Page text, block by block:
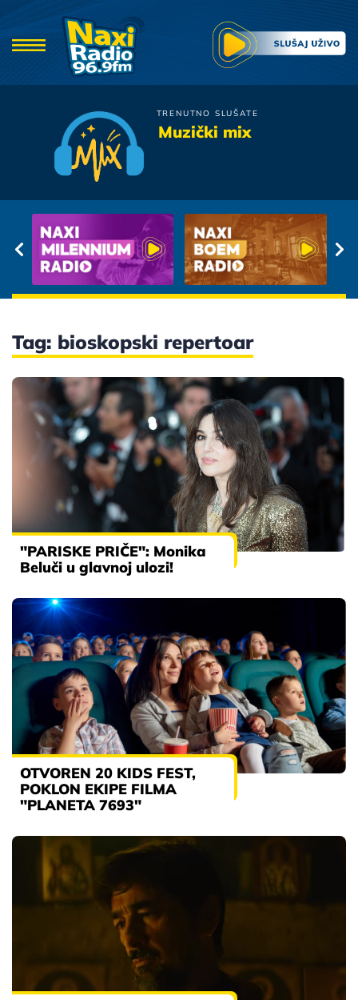
TRENUTNO SLUŠATE
Muzički mix
Tag: bioskopski repertoar
"PARISKE PRIČE": Monika
Beluči u glavnoj ulozi!
OTVOREN 20 KIDS FEST,
POKLON EKIPE FILMA
"PLANETA 7693"